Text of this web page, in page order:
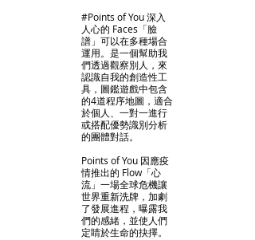
#Points of You 深入
人心的 Faces「臉
譜」可以在多種場合
運用。是一個幫助我
們透過觀察別人，來
認識自我的創造性工
具，圖鑑遊戲中包含
的4道程序地圖，適合
於個人、一對一進行
或搭配優勢識別分析
的團體對話。
Points of You 因應疫
情推出的 Flow「心
流」一場全球危機讓
世界重新洗牌，加劇
了發展進程，曝露我
們的感緒，並使人們
定睛於生命的抉擇。